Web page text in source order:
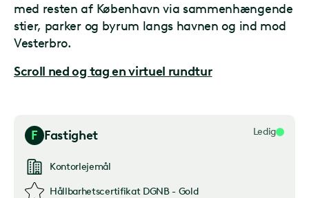
med resten af København via sammenhængende
stier, parker og byrum langs havnen og ind mod
Vesterbro.
Scroll ned og tag en virtuel rundtur
F Fastighet Ledig
Kontorlejemål
Hållbarhetscertifikat DGNB - Gold